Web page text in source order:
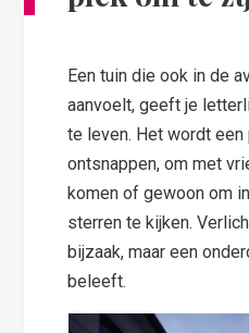
Een tuin die ook in de
aanvoelt, geeft je
te leven. Het wordt
ontsnappen, om met
komen of gewoon om
sterren te kijken.
bijzaak, maar een
beleeft.